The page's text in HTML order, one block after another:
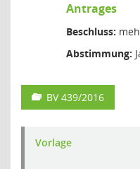
Antrages
Beschluss:
Abstimmung:
BV 439/2016
Vorlage